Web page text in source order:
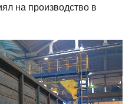
на производство в